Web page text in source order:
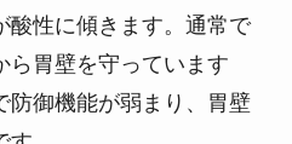
酸性に傾きます。通常で
ら胃壁を守っています
防御機能が弱まり、胃壁